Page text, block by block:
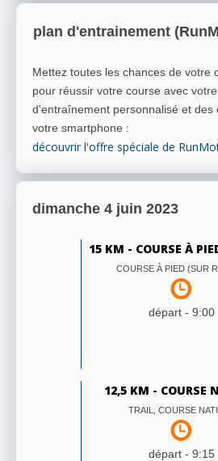
plan d'entrainement
Mettez toutes les chances de votre
pour réussir votre course avec
d'entraînement personnalisé et des
votre smartphone :
découvrir l'offre spéciale de
dimanche 4 juin 2023
15 KM - COURSE À
COURSE À PIED (SUR
départ - 9:00
12,5 KM - COURSE
TRAIL, COURSE
départ - 9:15